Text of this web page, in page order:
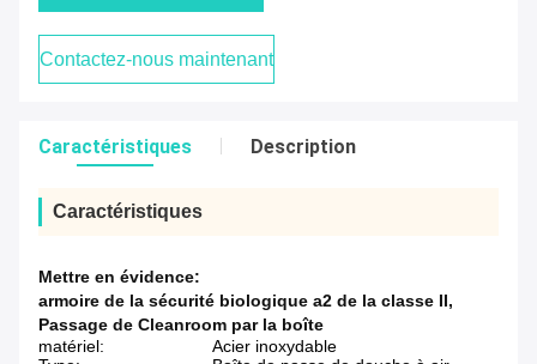
Contactez-nous maintenant
Caractéristiques Description
Caractéristiques
Mettre en évidence:
armoire de la sécurité biologique a2 de la classe II,
Passage de Cleanroom par la boîte
matériel:
Acier inoxydable